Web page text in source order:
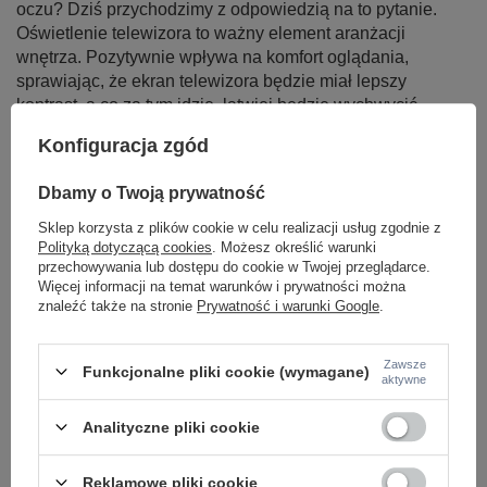
oczu? Dziś przychodzimy z odpowiedzią na to pytanie.
Oświetlenie telewizora to ważny element aranżacji
wnętrza. Pozytywnie wpływa na komfort oglądania,
sprawiając, że ekran telewizora będzie miał lepszy
kontrast, a co za tym idzie, łatwiej będzie wychwycić
obrazie.
Czytaj więcej
LAMPY WEWNĘTRZNE
KINKIETY NAD LUSTRO
LAMPKI NOCNE
ŻYRANDOLE KRYSZTAŁOWE
LAMPY WISZĄCE CZARNE
LAMPY WISZĄCE - OKRĘGI
KINKIETY DO SYPIALNI
LAMPY SUFITOWE OKRĄGŁE
Konfiguracja zgód
Dbamy o Twoją prywatność
Sklep korzysta z plików cookie w celu realizacji usług zgodnie z
Polityką dotyczącą cookies . Możesz określić warunki
przechowywania lub dostępu do cookie w Twojej przeglądarce.
Więcej informacji na temat warunków i prywatności można
znaleźć także na stronie Prywatność i warunki Google
Funkcjonalne pliki cookie (wymagane)
Zawsze
aktywne
Analityczne pliki cookie
Reklamowe pliki cookie